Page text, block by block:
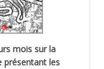
mois sur la
présentant les